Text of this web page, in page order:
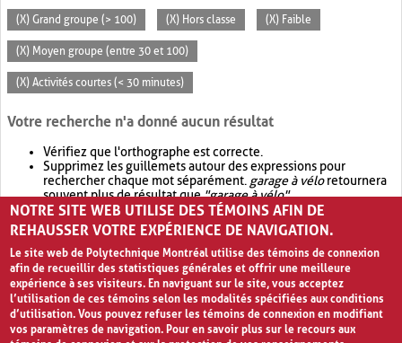
(X) Grand groupe (> 100) (X) Hors classe (X) Faible
(X) Moyen groupe (entre 30 et 100)
(X) Activités courtes (< 30 minutes)
Votre recherche n'a donné aucun résultat
Vérifiez que l'orthographe est correcte.
Supprimez les guillemets autour des expressions pour
rechercher chaque mot séparément. garage à véloretournera
souvent plus de résultat que"garage à vélo".
Envisagez d'élargir votre recherche avec OR.garage OR vélo
retournera souvent plus de résultat quegarage à vélo
NOTRE SITE WEB UTILISE DES TÉMOINS AFIN DE
REHAUSSER VOTRE EXPÉRIENCE DE NAVIGATION.
Le site web de Polytechnique Montréal utilise des témoins de connexion
afin de recueillir des statistiques générales et offrir une meilleure
expérience à ses visiteurs. En naviguant sur le site, vous acceptez
l’utilisation de ces témoins selon les modalités spécifiées aux conditions
d’utilisation. Vous pouvez refuser les témoins de connexion en modifiant
vos paramètres de navigation. Pour en savoir plus sur le recours aux